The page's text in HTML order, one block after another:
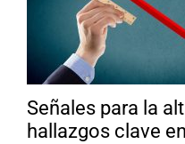
Señales para la
hallazgos clave